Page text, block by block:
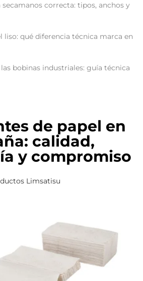
correcta: tipos, anchos y
liso: qué diferencia técnica marca en
bobinas industriales: guía técnica
de papel en
calidad,
y compromiso
Limsatisu